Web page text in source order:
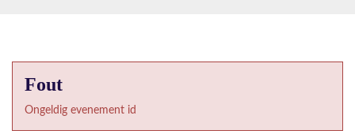
Fout
Ongeldig evenement id